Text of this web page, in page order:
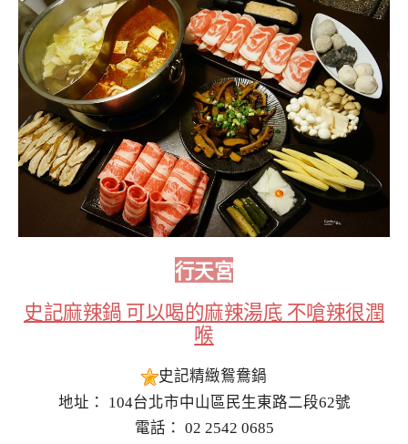
行天宮
史記麻辣鍋 可以喝的麻辣湯底 不嗆辣很潤
喉
史記精緻鴛鴦鍋
地址： 104台北市中山區民生東路二段62號
電話： 02 2542 0685